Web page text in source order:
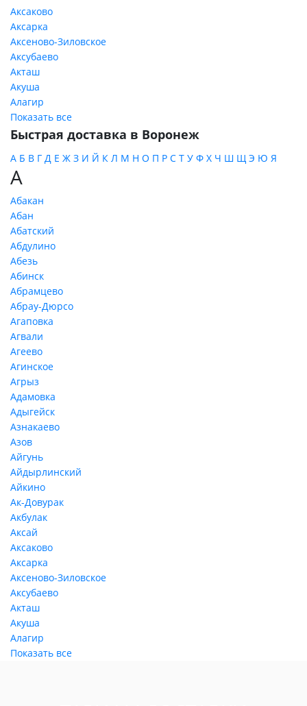
Аксаково
Аксарка
Аксеново-Зиловское
Аксубаево
Акташ
Акуша
Алагир
Показать все
Быстрая доставка в Воронеж
А Б В Г Д Е Ж З И Й К Л М Н О П Р С Т У Ф Х Ч Ш Щ Э Ю Я
А
Абакан
Абан
Абатский
Абдулино
Абезь
Абинск
Абрамцево
Абрау-Дюрсо
Агаповка
Агвали
Агеево
Агинское
Агрыз
Адамовка
Адыгейск
Азнакаево
Азов
Айгунь
Айдырлинский
Айкино
Ак-Довурак
Акбулак
Аксай
Аксаково
Аксарка
Аксеново-Зиловское
Аксубаево
Акташ
Акуша
Алагир
Показать все